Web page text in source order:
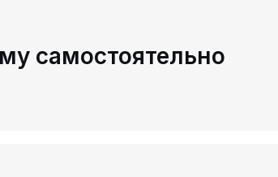
самостоятельно